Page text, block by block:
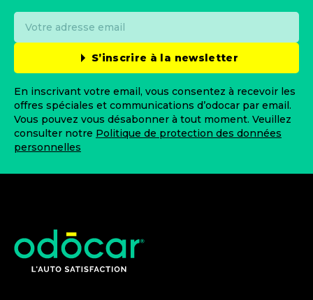
S’inscrire à la newsletter
En inscrivant votre email, vous consentez à recevoir les
offres spéciales et communications d’odocar par email.
Vous pouvez vous désabonner à tout moment. Veuillez
consulter notre Politique de protection des données
personnelles